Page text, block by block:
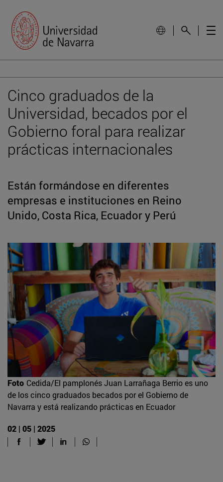
Cinco graduados de la
Universidad, becados por el
Gobierno foral para realizar
prácticas internacionales
Están formándose en diferentes
empresas e instituciones en Reino
Unido, Costa Rica, Ecuador y Perú
Foto Cedida/El pamplonés Juan Larrañaga Berrio es uno
de los cinco graduados becados por el Gobierno de
Navarra y está realizando prácticas en Ecuador
02 | 05 | 2025